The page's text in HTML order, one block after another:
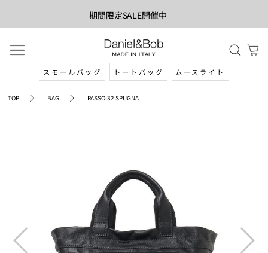
期間限定SALE開催中
スモールバッグ トートバッグ ムースライト
TOP BAG PASSO-32 SPUGNA
prev next